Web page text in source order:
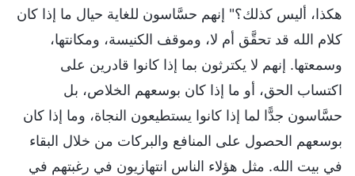
هكذا، أليس كذلك؟" إنهم حسَّاسون للغاية حيال ما إذا كان
كلام الله قد تحقَّق أم لا، وموقف الكنيسة، ومكانتها،
وسمعتها. إنهم لا يكترثون بما إذا كانوا قادرين على
اكتساب الحق، أو ما إذا كان بوسعهم الخلاص، بل
حسَّاسون جدًّا لما إذا كانوا يستطيعون النجاة، وما إذا كان
بوسعهم الحصول على المنافع والبركات من خلال البقاء
في بيت الله. مثل هؤلاء الناس انتهازيون في رغبتهم في